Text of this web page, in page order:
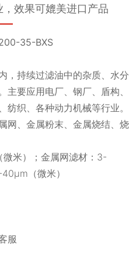
效果可媲美进口产品
35-BXS
，持续过滤油中的杂质、水分
主要应用电厂、钢厂、盾构、
织、各种动力机械等行业。
网、金属粉末、金属烧结、烧
米）；金属网滤材：3-
（微米）
服